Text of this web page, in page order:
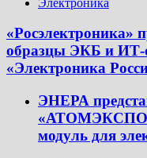
«Росэлектроника»
образцы ЭКБ и ИТ-
«Электроника
ЭНЕРА
«АТОМЭКСПО-
модуль для